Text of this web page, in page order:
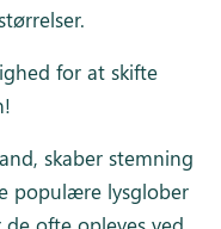
for at skifte
skaber stemning
populære lysglober